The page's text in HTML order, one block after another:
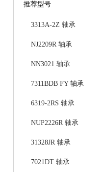
推荐型号
3313A-2Z 轴承
NJ2209R 轴承
NN3021 轴承
7311BDB FY 轴承
6319-2RS 轴承
NUP2226R 轴承
31328JR 轴承
7021DT 轴承